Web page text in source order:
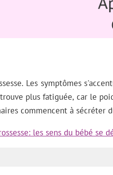
Les symptômes
plus fatiguée, car le
commencent à sécréter
les sens du bébé se